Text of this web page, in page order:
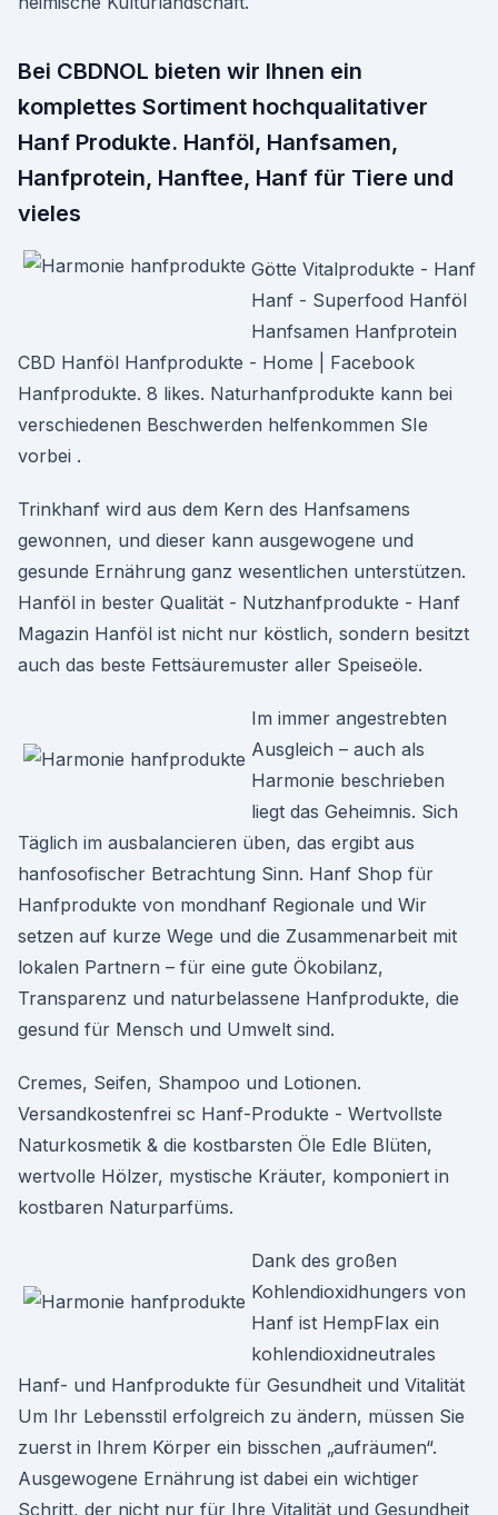
Bei CBDNOL bieten wir Ihnen ein
komplettes Sortiment hochqualitativer
Hanf Produkte. Hanföl, Hanfsamen,
Hanfprotein, Hanftee, Hanf für Tiere und
vieles
Götte Vitalprodukte - Hanf
Hanf - Superfood Hanföl
Hanfsamen Hanfprotein
CBD Hanföl Hanfprodukte - Home | Facebook
Hanfprodukte. 8 likes. Naturhanfprodukte kann bei
verschiedenen Beschwerden helfenkommen SIe
vorbei .
Trinkhanf wird aus dem Kern des Hanfsamens
gewonnen, und dieser kann ausgewogene und
gesunde Ernährung ganz wesentlichen unterstützen.
Hanföl in bester Qualität - Nutzhanfprodukte - Hanf
Magazin Hanföl ist nicht nur köstlich, sondern besitzt
auch das beste Fettsäuremuster aller Speiseöle.
Im immer angestrebten
Ausgleich – auch als
Harmonie beschrieben
liegt das Geheimnis. Sich
Täglich im ausbalancieren üben, das ergibt aus
hanfosofischer Betrachtung Sinn. Hanf Shop für
Hanfprodukte von mondhanf Regionale und Wir
setzen auf kurze Wege und die Zusammenarbeit mit
lokalen Partnern – für eine gute Ökobilanz,
Transparenz und naturbelassene Hanfprodukte, die
gesund für Mensch und Umwelt sind.
Cremes, Seifen, Shampoo und Lotionen.
Versandkostenfrei sc Hanf-Produkte - Wertvollste
Naturkosmetik & die kostbarsten Öle Edle Blüten,
wertvolle Hölzer, mystische Kräuter, komponiert in
kostbaren Naturparfüms.
Dank des großen
Kohlendioxidhungers von
Hanf ist HempFlax ein
kohlendioxidneutrales
Hanf- und Hanfprodukte für Gesundheit und Vitalität
Um Ihr Lebensstil erfolgreich zu ändern, müssen Sie
zuerst in Ihrem Körper ein bisschen „aufräumen“.
Ausgewogene Ernährung ist dabei ein wichtiger
Schritt, der nicht nur für Ihre Vitalität und Gesundheit